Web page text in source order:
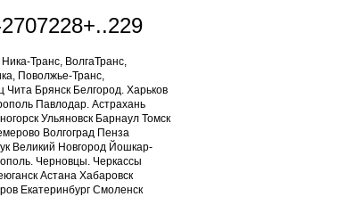
Транс, ВолгаТранс,
Поволжье-Транс,
Чита Брянск Белгород. Харьков
Павлодар. Астрахань
Ульяновск Барнаул Томск
Волгоград Пенза
Великий Новгород Йошкар-
Черновцы. Черкассы
Астана Хабаровск
Екатеринбург Смоленск